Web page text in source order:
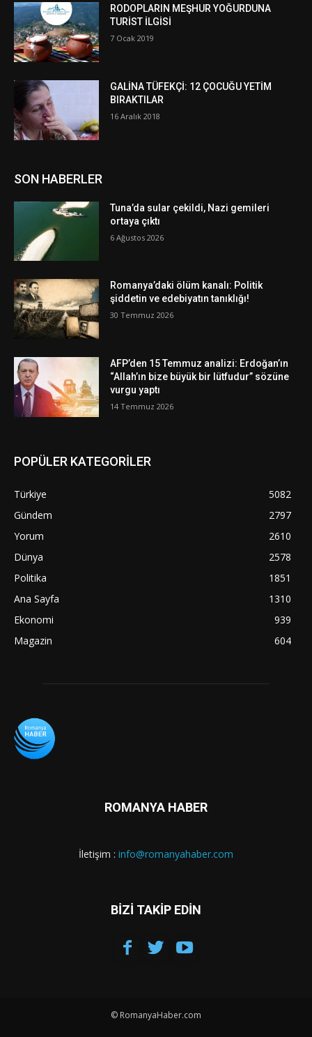
RODOPLARIN MEŞHUR YOĞURDUNA
TURİST İLGİSİ
7 Ocak 2019
GALİNA TÜFEKÇİ: 12 ÇOCUĞU YETİM
BIRAKTILAR
16 Aralık 2018
SON HABERLER
Tuna’da sular çekildi, Nazi gemileri
ortaya çıktı
6 Ağustos 2026
Romanya’daki ölüm kanalı: Politik
şiddetin ve edebiyatın tanıklığı!
30 Temmuz 2026
AFP’den 15 Temmuz analizi: Erdoğan’ın
“Allah’ın bize büyük bir lütfudur” sözüne
vurgu yaptı
14 Temmuz 2026
POPÜLER KATEGORİLER
Türkiye
5082
Gündem
2797
Yorum
2610
Dünya
2578
Politika
1851
Ana Sayfa
1310
Ekonomi
939
Magazin
604
ROMANYA HABER
İletişim : info@romanyahaber.com
BİZİ TAKİP EDİN
© RomanyaHaber.com